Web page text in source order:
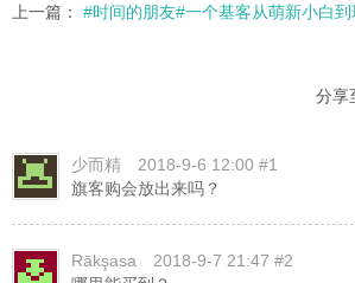
上一篇： #时间的朋友#一个基客从萌新小白
分享
少而精
2018-9-6 12:00 #1
旗客购会放出来吗？
Rākşasa
2018-9-7 21:47 #2